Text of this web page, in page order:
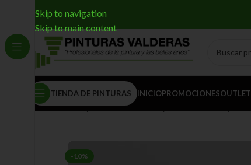
Skip to navigation
Skip to main content
TIENDA DE PINTURAS INICIOPROMOCIONESOUTLET
Inicio/HERRAMIENTAS
-10%